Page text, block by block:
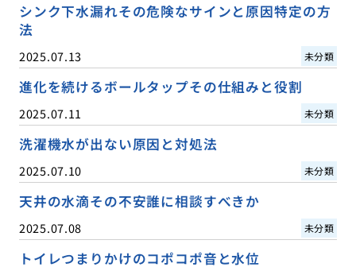
シンク下水漏れその危険なサインと原因特定の方
法
2025.07.13 未分類
進化を続けるボールタップその仕組みと役割
2025.07.11 未分類
洗濯機水が出ない原因と対処法
2025.07.10 未分類
天井の水滴その不安誰に相談すべきか
2025.07.08 未分類
トイレつまりかけのコポコポ音と水位